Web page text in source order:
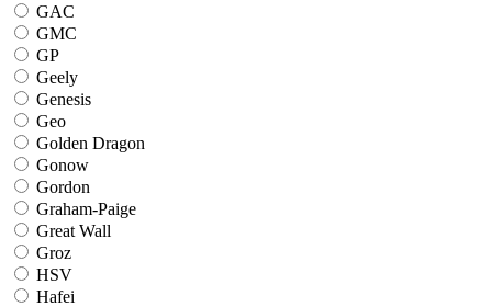
GAC
GMC
GP
Geely
Genesis
Geo
Golden Dragon
Gonow
Gordon
Graham-Paige
Great Wall
Groz
HSV
Hafei